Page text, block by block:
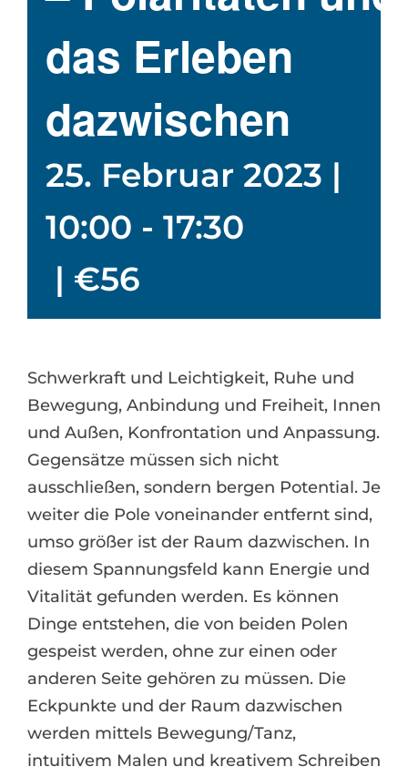
das Erleben
dazwischen
25. Februar 2023 |
10:00 - 17:30
| €56
Schwerkraft und Leichtigkeit, Ruhe und
Bewegung, Anbindung und Freiheit, Innen
und Außen, Konfrontation und Anpassung.
Gegensätze müssen sich nicht
ausschließen, sondern bergen Potential. Je
weiter die Pole voneinander entfernt sind,
umso größer ist der Raum dazwischen. In
diesem Spannungsfeld kann Energie und
Vitalität gefunden werden. Es können
Dinge entstehen, die von beiden Polen
gespeist werden, ohne zur einen oder
anderen Seite gehören zu müssen. Die
Eckpunkte und der Raum dazwischen
werden mittels Bewegung/Tanz,
intuitivem Malen und kreativem Schreiben